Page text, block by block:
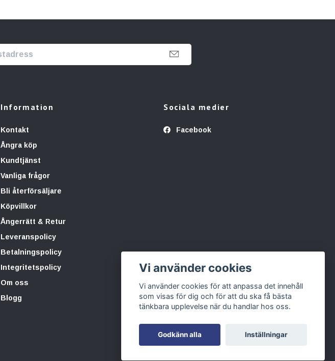
Information
Kontakt
Ångra köp
Kundtjänst
Vanliga frågor
Bli återförsäljare
Köpvillkor
Ångerrätt & Retur
Leveranspolicy
Betalningspolicy
Integritetspolicy
Om oss
Blogg
Sociala medier
Facebook
Vi använder cookies
Vi använder cookies för att anpassa det innehåll
som visas för dig och för att du ska få bästa
tänkbara upplevelse när du handlar hos oss.
Godkänn alla Inställningar